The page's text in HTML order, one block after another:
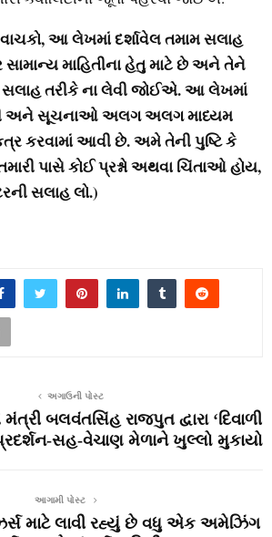
આ લેખમાં દર્શાવેલ તમામ સલાહ
માહિતીના હેતુ માટે છે અને તેને
સલાહ તરીકે ના લેવી જોઈએ. આ લેખમાં
અને સૂચનાઓ અલગ અલગ માધ્યમ
કરવામાં આવી છે. અમે તેની પુષ્ટિ કે
પાસે કોઈ પ્રશ્નો અથવા ચિંતાઓ હોય,
સલાહ લો.)
અગાઉની પોસ્ટ
બલવંતસિંહ રાજપુત દ્વારા ‘દિવાળી
સહ-વેચાણ મેળાને ખુલ્લો મુકાયો
આગામી પોસ્ટ
માટે લાવી રહ્યું છે વધુ એક અમેઝિંગ